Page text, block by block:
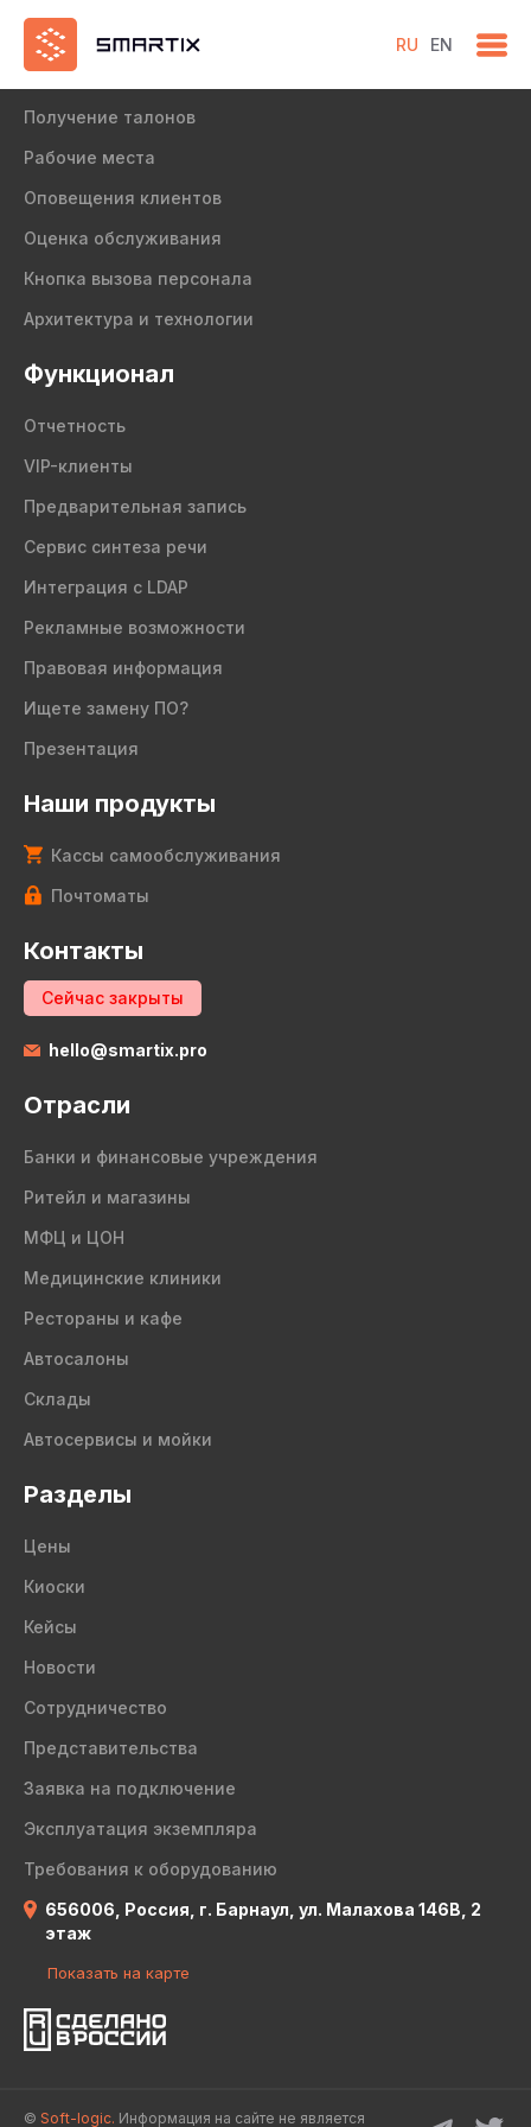
RU EN
Продукт
Получение талонов
Рабочие места
Оповещения клиентов
Оценка обслуживания
Кнопка вызова персонала
Архитектура и технологии
Функционал
Отчетность
VIP-клиенты
Предварительная запись
Сервис синтеза речи
Интеграция с LDAP
Рекламные возможности
Правовая информация
Ищете замену ПО?
Презентация
Наши продукты
Кассы самообслуживания
Почтоматы
Контакты
Сейчас закрыты
hello@smartix.pro
Отрасли
Банки и финансовые учреждения
Ритейл и магазины
МФЦ и ЦОН
Медицинские клиники
Рестораны и кафе
Автосалоны
Склады
Автосервисы и мойки
Разделы
Цены
Киоски
Кейсы
Новости
Сотрудничество
Представительства
Заявка на подключение
Эксплуатация экземпляра
Требования к оборудованию
656006, Россия, г. Барнаул, ул. Малахова 146В, 2
этаж
Показать на карте
© Soft-logic. Информация на сайте не является